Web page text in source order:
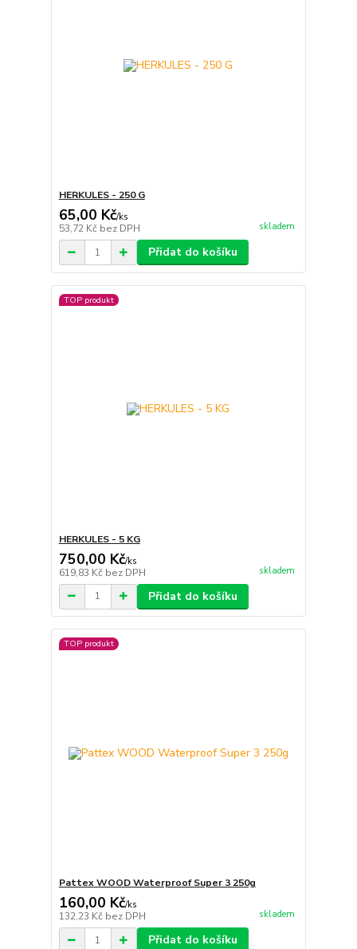
HERKULES - 250 G
65,00 Kč/ks
53,72 Kč bez DPH skladem
Přidat do košíku
TOP produkt
HERKULES - 5 KG
750,00 Kč/ks
619,83 Kč bez DPH skladem
Přidat do košíku
TOP produkt
Pattex WOOD Waterproof Super 3 250g
160,00 Kč/ks
132,23 Kč bez DPH skladem
Přidat do košíku